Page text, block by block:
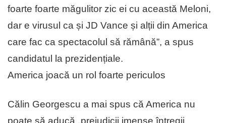
foarte foarte măgulitor zic ei cu această Meloni,
dar e virusul ca și JD Vance și alții din America
care fac ca spectacolul să rămână”, a spus
candidatul la prezidențiale.
America joacă un rol foarte periculos
Călin Georgescu a mai spus că America nu